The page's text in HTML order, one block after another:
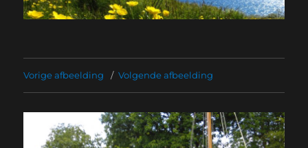
Vorige afbeelding Volgende afbeelding